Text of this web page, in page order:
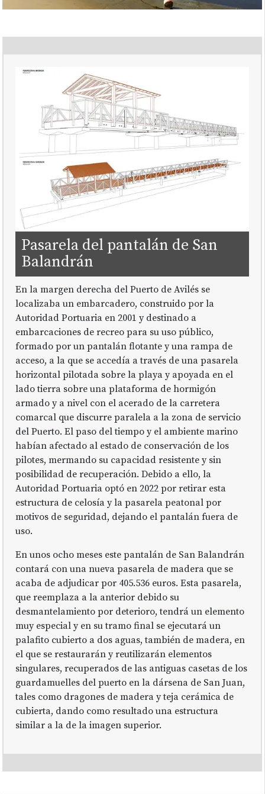
Pasarela del pantalán de San
Balandrán
En la margen derecha del Puerto de Avilés se
localizaba un embarcadero, construido por la
Autoridad Portuaria en 2001 y destinado a
embarcaciones de recreo para su uso público,
formado por un pantalán flotante y una rampa de
acceso, a la que se accedía a través de una pasarela
horizontal pilotada sobre la playa y apoyada en el
lado tierra sobre una plataforma de hormigón
armado y a nivel con el acerado de la carretera
comarcal que discurre paralela a la zona de servicio
del Puerto. El paso del tiempo y el ambiente marino
habían afectado al estado de conservación de los
pilotes, mermando su capacidad resistente y sin
posibilidad de recuperación. Debido a ello, la
Autoridad Portuaria optó en 2022 por retirar esta
estructura de celosía y la pasarela peatonal por
motivos de seguridad, dejando el pantalán fuera de
uso.
En unos ocho meses este pantalán de San Balandrán
contará con una nueva pasarela de madera que se
acaba de adjudicar por 405.536 euros. Esta pasarela,
que reemplaza a la anterior debido su
desmantelamiento por deterioro, tendrá un elemento
muy especial y en su tramo final se ejecutará un
palafito cubierto a dos aguas, también de madera, en
el que se restaurarán y reutilizarán elementos
singulares, recuperados de las antiguas casetas de los
guardamuelles del puerto en la dársena de San Juan,
tales como dragones de madera y teja cerámica de
cubierta, dando como resultado una estructura
similar a la de la imagen superior.